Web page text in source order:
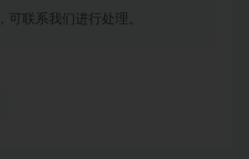
可联系我们进行处理。